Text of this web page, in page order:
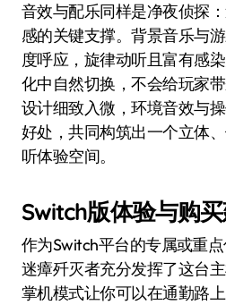
音效与配乐同样是净夜侦探
感的关键支撑。背景音乐与
度呼应，旋律动听且富有感
化中自然切换，不会给玩家
设计细致入微，环境音效与
好处，共同构筑出一个立体
听体验空间。
Switch版体验与购
作为Switch平台的专属或重
迷瘴歼灭者充分发挥了这台主
掌机模式让你可以在通勤路